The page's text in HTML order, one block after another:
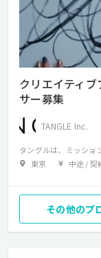
クリエイティ
サー募集
TANGLE Inc.
東京
中途 / 契
その他のプ